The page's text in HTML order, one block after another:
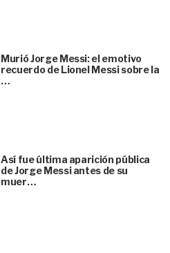
Murió Jorge Messi: el emotivo
recuerdo de Lionel Messi sobre la
…
Así fue última aparición pública
de Jorge Messi antes de su
muer…